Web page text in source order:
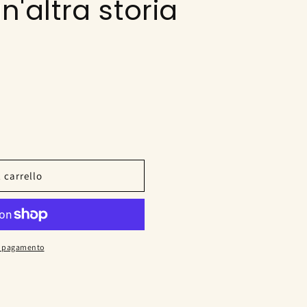
storia
carrello